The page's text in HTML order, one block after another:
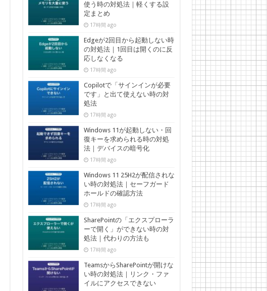
使う時の対処法｜軽くする設
定まとめ
17時間 ago
Edgeが2回目から起動しない時
の対処法｜1回目は開くのに反
応しなくなる
17時間 ago
Copilotで「サインインが必要
です」と出て使えない時の対
処法
17時間 ago
Windows 11が起動しない・回
復キーを求められる時の対処
法｜デバイスの暗号化
17時間 ago
Windows 11 25H2が配信されな
い時の対処法｜セーフガード
ホールドの確認方法
17時間 ago
SharePointの「エクスプローラ
ーで開く」ができない時の対
処法｜代わりの方法も
17時間 ago
TeamsからSharePointが開けな
い時の対処法｜リンク・ファ
イルにアクセスできない